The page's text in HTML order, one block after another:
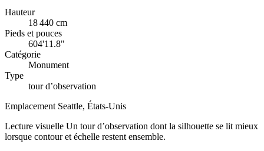
Hauteur
18 440 cm
Pieds et pouces
604'11.8"
Catégorie
Monument
Type
tour d’observation
Emplacement Seattle, États-Unis
Lecture visuelle Un tour d’observation dont la silhouette se lit mieux
lorsque contour et échelle restent ensemble.